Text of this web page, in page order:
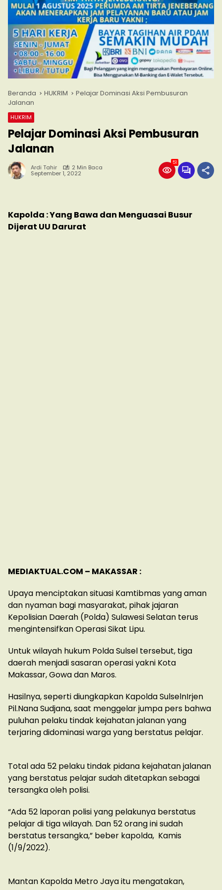
Beranda HUKRIM
Pelajar Dominasi Aksi Pembusuran
Jalanan
HUKRIM
Pelajar Dominasi Aksi Pembusuran
Jalanan
Ardi Tahir 2 Min Baca
September 1, 2022
51
Kapolda : Yang Bawa dan Menguasai Busur
Dijerat UU Darurat
MEDIAKTUAL.COM – MAKASSAR :
Upaya menciptakan situasi Kamtibmas yang aman
dan nyaman bagi masyarakat, pihak jajaran
Kepolisian Daerah (Polda) Sulawesi Selatan terus
mengintensifkan Operasi Sikat Lipu.
Untuk wilayah hukum Polda Sulsel tersebut, tiga
daerah menjadi sasaran operasi yakni Kota
Makassar, Gowa dan Maros.
Hasilnya, seperti diungkapkan Kapolda SulselnIrjen
Pil.Nana Sudjana, saat menggelar jumpa pers bahwa
puluhan pelaku tindak kejahatan jalanan yang
terjaring didominasi warga yang berstatus pelajar.
Total ada 52 pelaku tindak pidana kejahatan jalanan
yang berstatus pelajar sudah ditetapkan sebagai
tersangka oleh polisi.
“Ada 52 laporan polisi yang pelakunya berstatus
pelajar di tiga wilayah. Dan 52 orang ini sudah
berstatus tersangka,” beber kapolda, Kamis
(1/9/2022).
Mantan Kapolda Metro Jaya itu mengatakan,